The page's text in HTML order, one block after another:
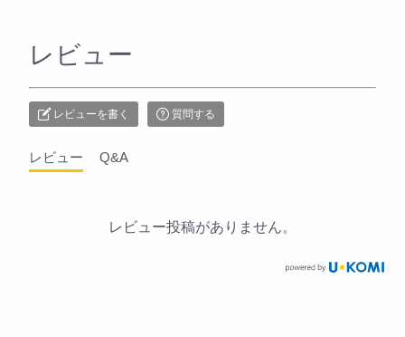
レビュー
レビューを書く 質問する
レビュー Q&A
レビュー投稿がありません。